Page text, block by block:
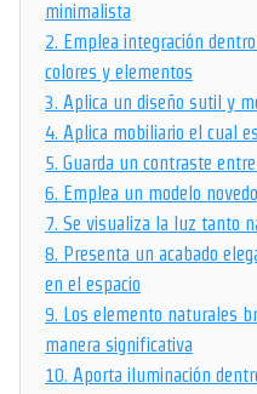
minimalista
2. Emplea integración
colores y elementos
3. Aplica un diseño sutil y
4. Aplica mobiliario el cual
5. Guarda un contraste
6. Emplea un modelo
7. Se visualiza la luz tanto
8. Presenta un acabado
en el espacio
9.
Los elemento naturales
manera significativa
10. Aporta iluminación